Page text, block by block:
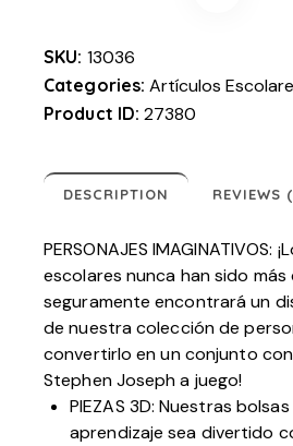
SKU: 13036
Categories:Artículos
Product ID:27380
DESCRIPTION REVIEWS
PERSONAJES IMAGINATIVOS:
escolares nunca han sido más
seguramente encontrará un
de nuestra colección de
convertirlo en un conjunto
Stephen Joseph a juego!
PIEZAS 3D: Nuestras
aprendizaje sea divertido